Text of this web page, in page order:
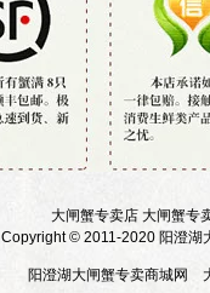
大闸蟹专卖店 大闸蟹专
Copyright © 2011-2020 阳澄湖
阳澄湖大闸蟹专卖商城网